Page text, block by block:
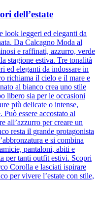
dell’estate
look leggeri ed eleganti da
Da Calcagno Moda al
e raffinati, azzurro, verde
stagione estiva. Tre tonalità
ed eleganti da indossare in
richiama il cielo e il mare e
al bianco crea uno stile
libero sia per le occasioni
più delicate o intense,
essere accostato al
all’azzurro per creare un
resta il grande protagonista
e si combina
pantaloni, abiti e
per tanti outfit estivi. Scopri
Corolla e lasciati ispirare
per vivere l’estate con stile,